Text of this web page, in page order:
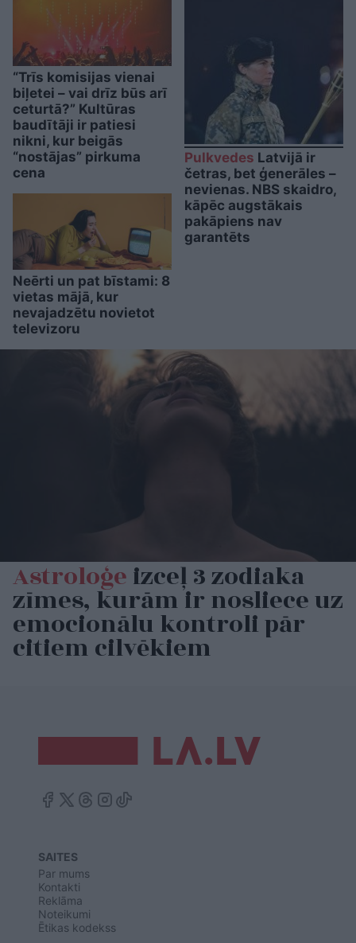
“Trīs komisijas vienai
biļetei – vai drīz būs arī
ceturtā?” Kultūras
baudītāji ir patiesi
nikni, kur beigās
“nostājas” pirkuma
cena
Neērti un pat bīstami: 8
vietas mājā, kur
nevajadzētu novietot
televizoru
Pulkvedes Latvijā ir
četras, bet ģenerāles –
nevienas. NBS skaidro,
kāpēc augstākais
pakāpiens nav
garantēts
Astroloģeizceļ 3 zodiaka
zīmes, kurām ir nosliece uz
emocionālu kontroli pār
citiem cilvēkiem
SAITES
Par mums
Kontakti
Reklāma
Noteikumi
Ētikas kodekss